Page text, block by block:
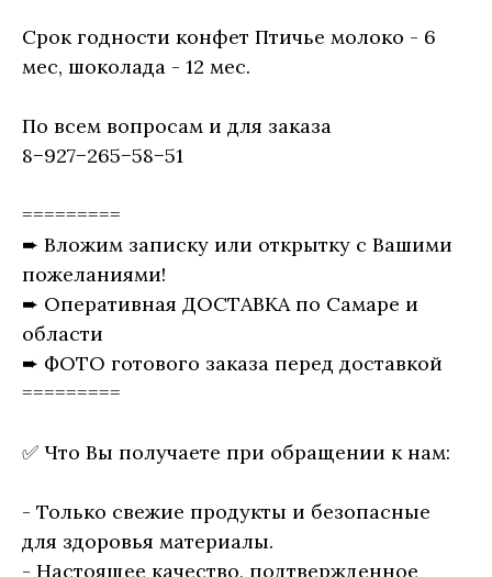
Срок годности конфет Птичье молоко - 6
мес, шоколада - 12 мес.
По всем вопросам и для заказа
8−927−265−58−51
=========
➨ Вложим записку или открытку с Вашими
пожеланиями!
➨ Оперативная ДОСТАВКА по Самаре и
области
➨ ФОТО готового заказа перед доставкой
=========
✅ Что Вы получаете при обращении к нам:
- Только свежие продукты и безопасные
для здоровья материалы.
- Настоящее качество, подтвержденное